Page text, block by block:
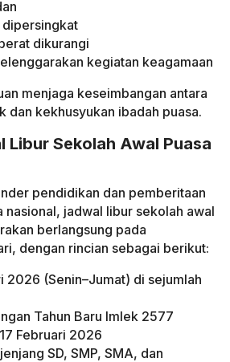
dipersingkat
dikurangi
kegiatan keagamaan
menjaga keseimbangan antara
dan kekhusyukan ibadah puasa.
Libur Sekolah Awal Puasa
pendidikan dan pemberitaan
nasional, jadwal libur sekolah awal
berlangsung pada
dengan rincian sebagai berikut:
2026 (Senin–Jumat) di sejumlah
Tahun Baru Imlek 2577
Februari 2026
SD, SMP, SMA, dan